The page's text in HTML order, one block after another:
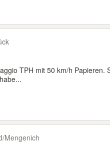
TPH mit 50 km/h Papieren.
​Mengenich